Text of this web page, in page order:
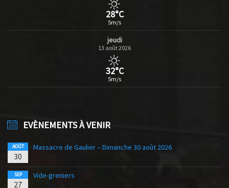
28°C
5m/s
jeudi
13 août 2026
32°C
5m/s
EVÈNEMENTS À VENIR
AOÛT
30
Massacre de Gaulier – Dimanche 30 août 2026
SEP
27
Vide-greniers